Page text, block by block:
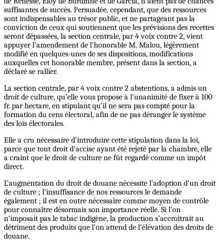
suffisantes de succès. Persuadée, cependant, que des ressources
sont indispensables au trésor public, et ne partageant pas la
conviction de ceux qui soutiennent que les prévisions des recettes
seront dépassées, la section centrale, par 4 voix contre 2, vient
appuyer l’amendement de l’honorable M. Malou, légèrement
modifié en quelques-unes de ses dispositions, modifications
auxquelles cet honorable membre, présent dans la section, a
déclaré se rallier.
La section centrale, par 4 voix contre 2 abstentions, a admis un
droit de culture, qu’elle vous propose à l’unanimité de fixer à 100
fr. par hectare, en stipulant qu’il ne sera pas compté pour la
formation du cens électoral, afin de ne pas déranger le système
des lois électorales.
Elle a cru nécessaire d’introduire cette stipulation dans la loi,
parce que tout droit d’accise ayant été rejeté par la chambre, elle
a craint que le droit de culture ne fût regardé comme un impôt
direct.
L’augmentation du droit de douane nécessite l’adoption d’un droit
de culture ; l’insuffisance de nos ressources le demande
également ; il est en outre nécessaire comme moyen de contrôle
pour connaître désormais son importance réelle. Si l’on
n’imposait pas le tabac indigène, la production s’accroîtrait au
détriment des produits que l’on attend de l’élévation des droits de
douane.